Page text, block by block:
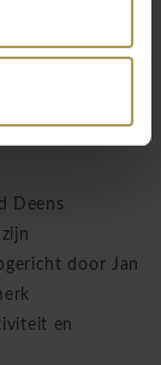
Deens
door Jan
en